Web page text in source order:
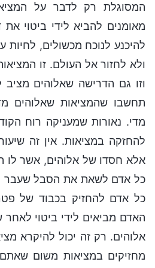
המסוגלת רק לדבר על
מאומנים להביא לידי ביטוי
להיכנע לנוכח מכשולים,
ולא לחזור אל העולם. זו
וזו גם הדרישה שאלוהים
תחשבו שהמציאות שאלוהים
מדי. נאורות שמעניקה רוח
להחזקה במציאות. אין זה
אלא חסדו של אלוהים, אשר לו
כל אדם לשאת את הסבל שעבר
כל אדם להחזיק בכבוד של
האדם מביאים לידי ביטוי
אלוהים. רק זה יכול להיקרא
מחזיקים במציאות משום שאתם